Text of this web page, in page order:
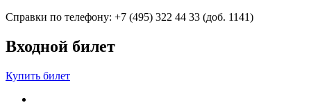
Справки по телефону: +7 (495) 322 44 33 (доб. 1141)
Входной билет
Купить билет